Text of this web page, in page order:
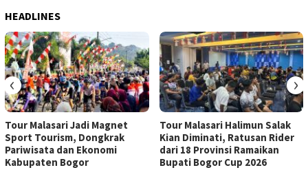
HEADLINES
Tour Malasari Jadi Magnet
Sport Tourism, Dongkrak
Pariwisata dan Ekonomi
Kabupaten Bogor
Tour Malasari Halimun Salak
Kian Diminati, Ratusan Rider
dari 18 Provinsi Ramaikan
Bupati Bogor Cup 2026
‹ ›